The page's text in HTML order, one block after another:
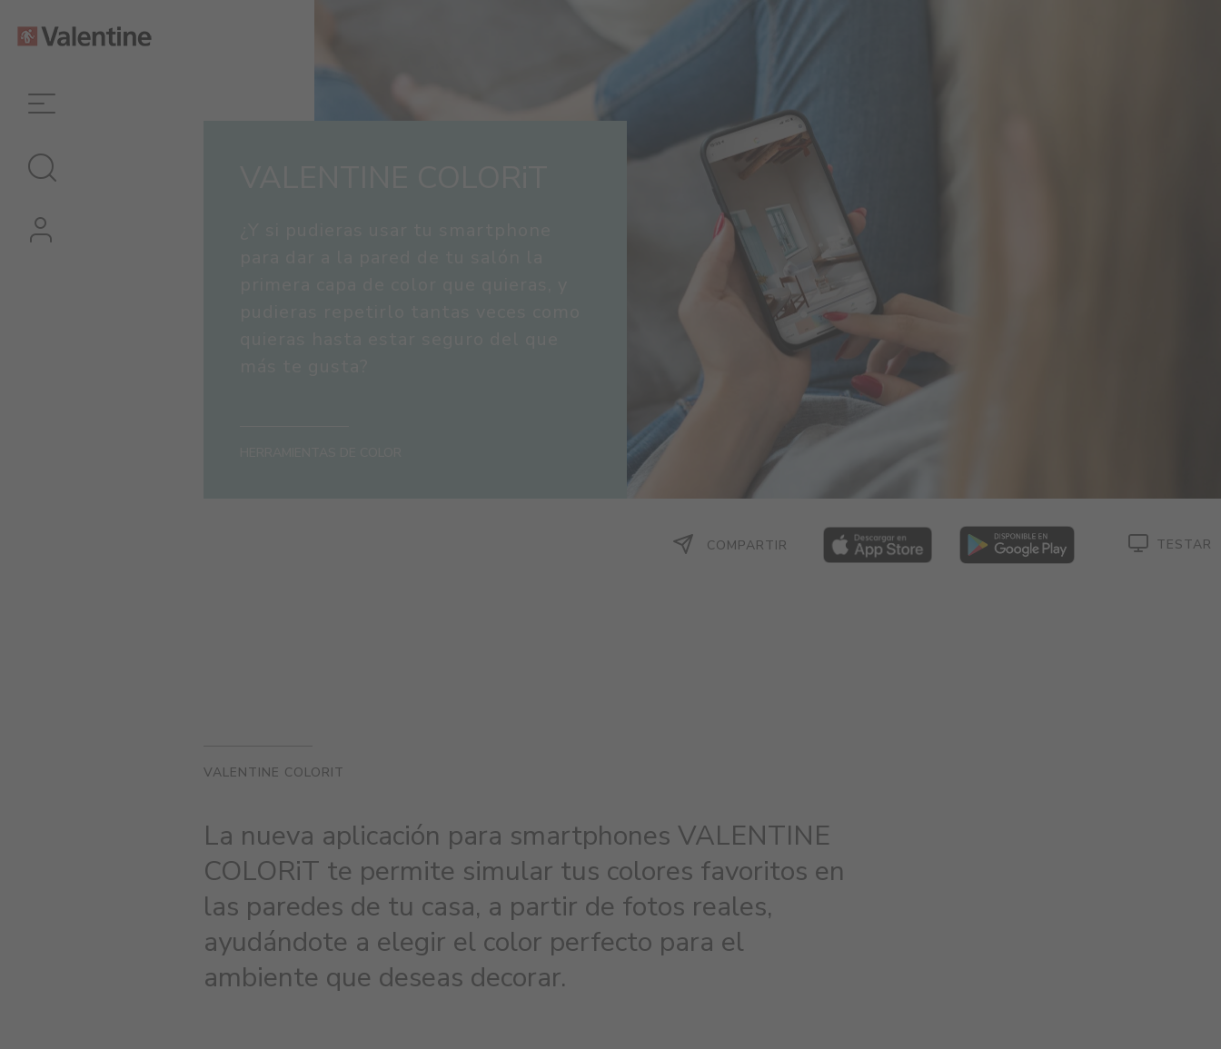
COMPARTIR TESTAR
VALENTINE COLORIT
La nueva aplicación para smartphones VALENTINE
COLORiT te permite simular tus colores favoritos en
las paredes de tu casa, a partir de fotos reales,
ayudándote a elegir el color perfecto para el
ambiente que deseas decorar.